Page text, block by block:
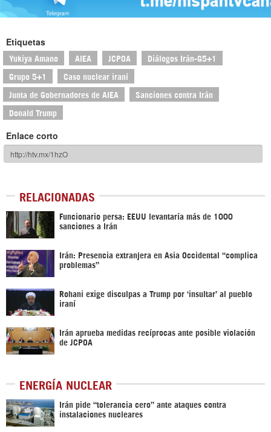
Etiquetas
Yukiya Amano AIEA JCPOA Diálogos Irán-G5+1
Grupo 5+1 Caso nuclear iraní
Junta de Gobernadores de AIEA Sanciones contra Irán
Donald Trump
Enlace corto
RELACIONADAS
Funcionario persa: EEUU levantaría más de 1000
sanciones a Irán
Irán: Presencia extranjera en Asia Occidental “complica
problemas”
Rohani exige disculpas a Trump por ‘insultar’ al pueblo
iraní
Irán aprueba medidas recíprocas ante posible violación
de JCPOA
ENERGÍA NUCLEAR
Irán pide “tolerancia cero” ante ataques contra
instalaciones nucleares